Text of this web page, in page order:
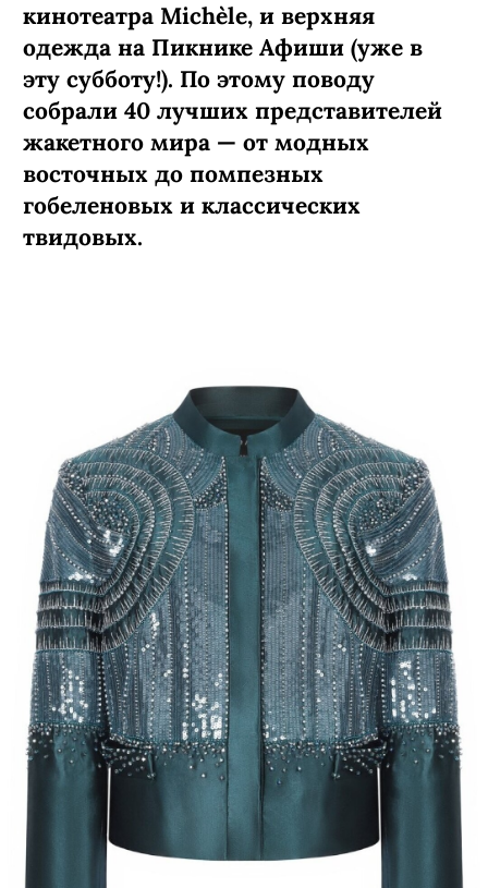
кинотеатра Michèle, и верхняя
одежда на Пикнике Афиши (уже в
эту субботу!). По этому поводу
собрали 40 лучших представителей
жакетного мира — от модных
восточных до помпезных
гобеленовых и классических
твидовых.